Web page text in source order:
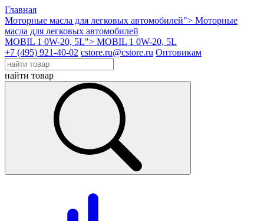
Главная
Моторные масла для легковых автомобилей"> Моторные
масла для легковых автомобилей
MOBIL 1 0W-20, 5L"> MOBIL 1 0W-20, 5L
+7 (495) 921-40-02 cstore.ru@cstore.ru Оптовикам
найти товар